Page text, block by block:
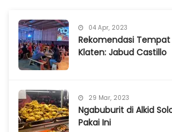
04 Apr, 2023
Rekomendasi Tempat
Klaten: Jabud Castillo
29 Mar, 2023
Ngabuburit di Alkid
Pakai Ini